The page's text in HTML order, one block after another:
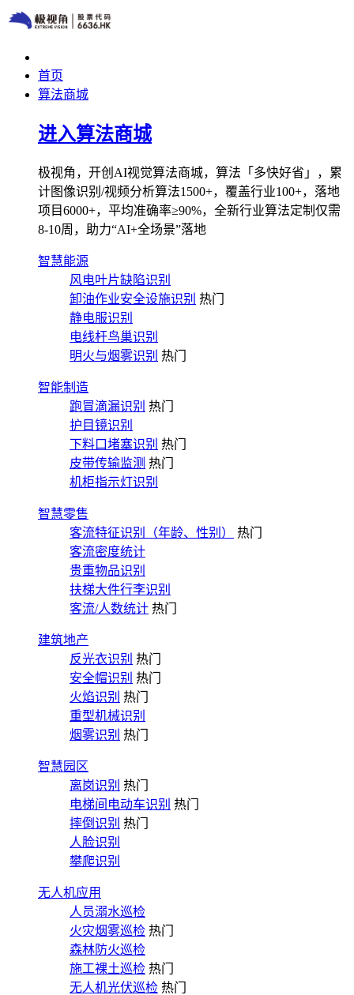
首页
算法商城
进入算法商城
极视角，开创AI视觉算法商城，算法「多快好省」，累
计图像识别/视频分析算法1500+，覆盖行业100+，落地
项目6000+，平均准确率≥90%，全新行业算法定制仅需
8-10周，助力“AI+全场景”落地
智慧能源
风电叶片缺陷识别
卸油作业安全设施识别 热门
静电服识别
电线杆鸟巢识别
明火与烟雾识别 热门
智能制造
跑冒滴漏识别 热门
护目镜识别
下料口堵塞识别 热门
皮带传输监测 热门
机柜指示灯识别
智慧零售
客流特征识别（年龄、性别）
热门
客流密度统计
贵重物品识别
扶梯大件行李识别
客流/人数统计 热门
建筑地产
反光衣识别 热门
安全帽识别 热门
火焰识别 热门
重型机械识别
烟雾识别 热门
智慧园区
离岗识别 热门
电梯间电动车识别 热门
摔倒识别 热门
人脸识别
攀爬识别
无人机应用
人员溺水巡检
火灾烟雾巡检 热门
森林防火巡检
施工裸土巡检 热门
无人机光伏巡检 热门